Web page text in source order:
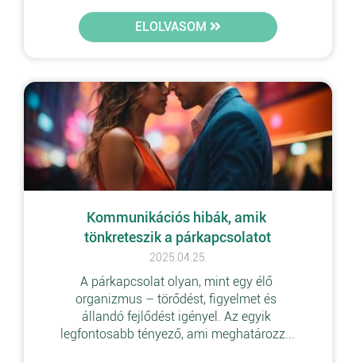
ELOLVASOM
Kommunikációs hibák, amik
tönkreteszik a párkapcsolatot
2025.04.25.
A párkapcsolat olyan, mint egy élő
organizmus – törődést, figyelmet és
állandó fejlődést igényel. Az egyik
legfontosabb tényező, ami meghatározz...